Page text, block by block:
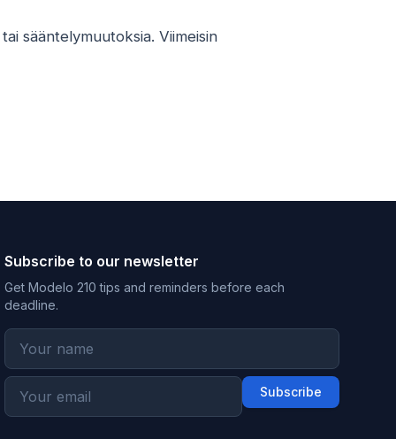
sääntelymuutoksia. Viimeisin
Subscribe to our newsletter
Get Modelo 210 tips and reminders before each
deadline.
Subscribe